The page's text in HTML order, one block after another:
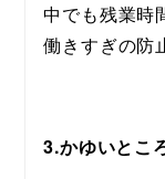
中でも残業時
働きすぎの防
3.かゆいとこ